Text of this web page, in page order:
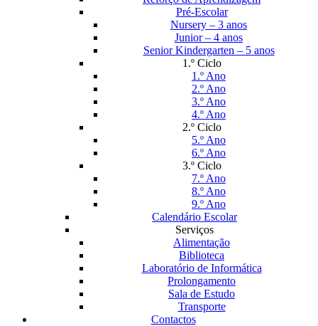
Pré-Escolar
Nursery – 3 anos
Junior – 4 anos
Senior Kindergarten – 5 anos
1.º Ciclo
1.º Ano
2.º Ano
3.º Ano
4.º Ano
2.º Ciclo
5.º Ano
6.º Ano
3.º Ciclo
7.º Ano
8.º Ano
9.º Ano
Calendário Escolar
Serviços
Alimentação
Biblioteca
Laboratório de Informática
Prolongamento
Sala de Estudo
Transporte
Contactos